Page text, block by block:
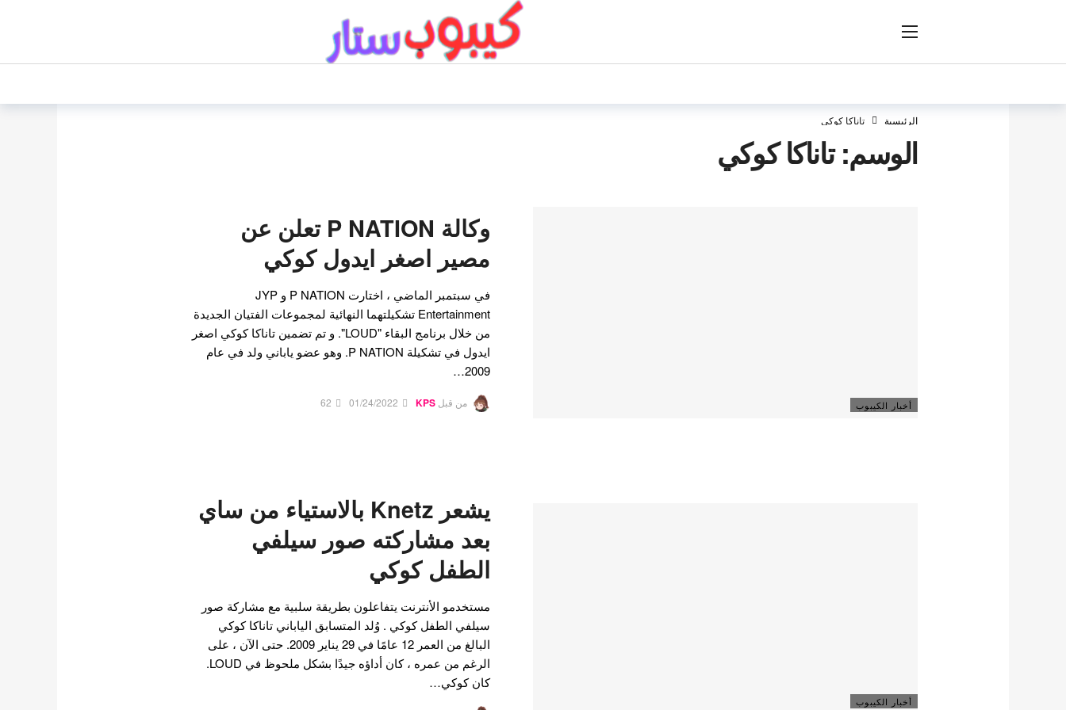
الرئيسية تاناكا كوكي
الوسم:تاناكا كوكي
أخبار الكيبوب
وكالة P NATION تعلن عن
مصير اصغر ايدول كوكي
في سبتمبر الماضي ، اختارت P NATION و JYP
Entertainment تشكيلتهما النهائية لمجموعات الفتيان الجديدة
من خلال برنامج البقاء "LOUD". و تم تضمين تاناكا كوكي اصغر
ايدول في تشكيلة P NATION. وهو عضو ياباني ولد في عام
2009…
من قبل KPS
01/24/2022
62
أخبار الكيبوب
يشعر Knetz بالاستياء من ساي
بعد مشاركته صور سيلفي
الطفل كوكي
مستخدمو الأنترنت يتفاعلون بطريقة سلبية مع مشاركة صور
سيلفي الطفل كوكي . وُلد المتسابق الياباني تاناكا كوكي
البالغ من العمر 12 عامًا في 29 يناير 2009. حتى الآن ، على
الرغم من عمره ، كان أداؤه جيدًا بشكل ملحوظ في LOUD.
كان كوكي…